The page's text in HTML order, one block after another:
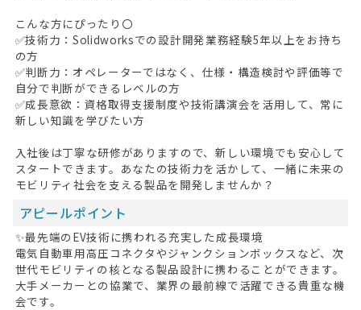
こんな方にぴったり〇
✅技術力：Solidworksでの設計開発業務経験5年以上をお持ち
の方
✅判断力：オペレーターではなく、仕様・構造検討や評価等で
自分で判断ができるレベルの方
✅成長意欲：資格取得支援制度や技術講演会を活用して、常に
新しい知識を学びたい方
入社後は丁寧な研修がありますので、新しい環境でも安心して
スタートできます。あなたの技術力を活かして、一緒に未来の
モビリティ社会を支える製品を開発しませんか？
アピールポイント
✨最先端のEV技術に携われる充実した成長環境
電気自動車用高圧コネクタやジャンクションボックスなど、次
世代モビリティの核となる製品設計に携わることができます。
大手メーカーとの協業で、業界の最前線で活躍できる貴重な機
会です。